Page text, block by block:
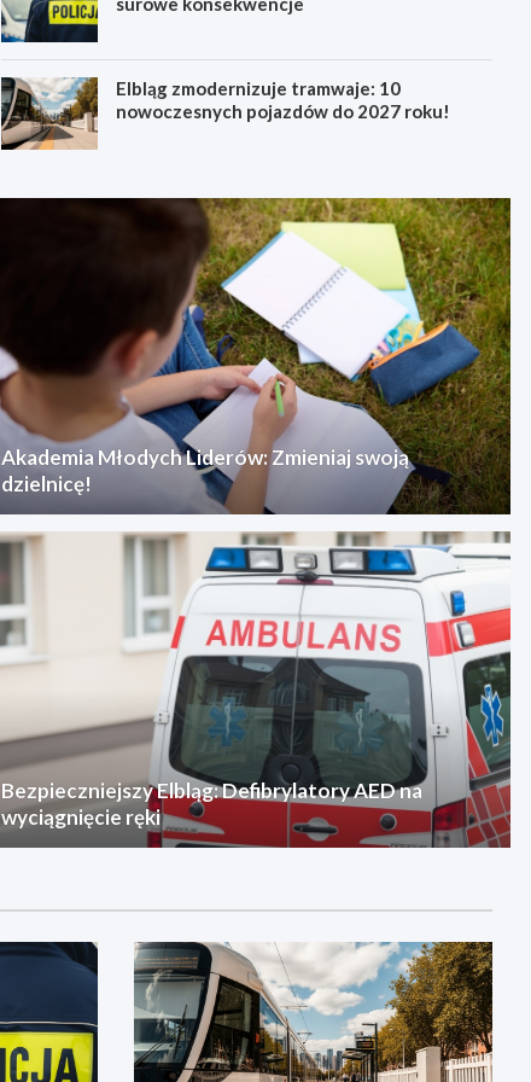
Elbląg zmodernizuje tramwaje: 10
nowoczesnych pojazdów do 2027 roku!
Akademia Młodych Liderów: Zmieniaj swoją
dzielnicę!
Bezpieczniejszy Elbląg: Defibrylatory AED na
wyciągnięcie ręki